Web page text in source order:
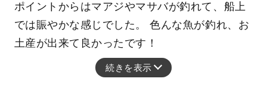
ポイントからはマアジやマサバが釣れて、船上
では賑やかな感じでした。 色んな魚が釣れ、お
土産が出来て良かったです！
続きを表示